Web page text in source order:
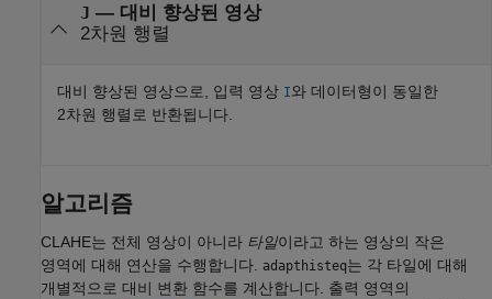
J — 대비 향상된 영상
2차원 행렬
대비 향상된 영상으로, 입력 영상 I와 데이터형이 동일한
2차원 행렬로 반환됩니다.
알고리즘
CLAHE는 전체 영상이 아니라 타일이라고 하는 영상의 작은
영역에 대해 연산을 수행합니다. adapthisteq는 각 타일에 대해
개별적으로 대비 변환 함수를 계산합니다. 출력 영역의